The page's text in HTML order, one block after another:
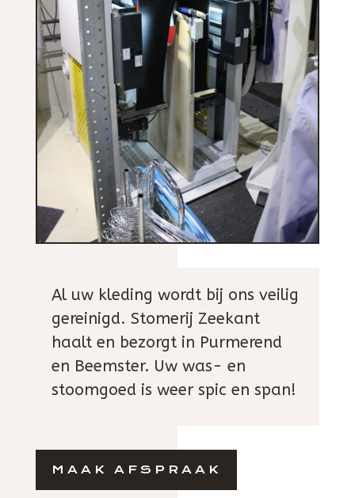
Al uw kleding wordt bij ons veilig
gereinigd. Stomerij Zeekant
haalt en bezorgt in Purmerend
en Beemster. Uw was- en
stoomgoed is weer spic en span!
MAAK AFSPRAAK